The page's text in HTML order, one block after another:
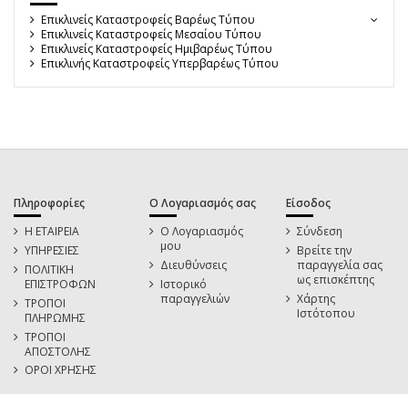
Επικλινείς Καταστροφείς Βαρέως Τύπου
Επικλινείς Καταστροφείς Μεσαίου Τύπου
Επικλινείς Καταστροφείς Ημιβαρέως Τύπου
Επικλινής Καταστροφείς Υπερβαρέως Τύπου
Πληροφορίες
Η ΕΤΑΙΡΕΙΑ
ΥΠΗΡΕΣΙΕΣ
ΠΟΛΙΤΙΚΗ
ΕΠΙΣΤΡΟΦΩΝ
ΤΡΟΠΟΙ
ΠΛΗΡΩΜΗΣ
ΤΡΟΠΟΙ
ΑΠΟΣΤΟΛΗΣ
ΟΡΟΙ ΧΡΗΣΗΣ
Ο Λογαριασμός σας
Ο Λογαριασμός
μου
Διευθύνσεις
Ιστορικό
παραγγελιών
Είσοδος
Σύνδεση
Βρείτε την
παραγγελία σας
ως επισκέπτης
Χάρτης
Ιστότοπου